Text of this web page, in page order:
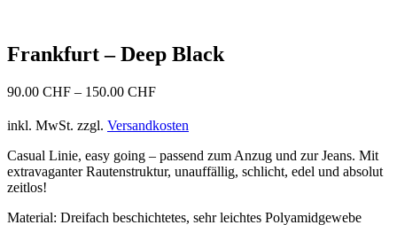
Frankfurt – Deep Black
90.00 CHF – 150.00 CHF
inkl. MwSt. zzgl. Versandkosten
Casual Linie, easy going – passend zum Anzug und zur Jeans. Mit
extravaganter Rautenstruktur, unauffällig, schlicht, edel und absolut
zeitlos!
Material: Dreifach beschichtetes, sehr leichtes Polyamidgewebe